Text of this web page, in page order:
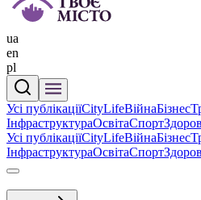
ua
en
pl
Усі публікаціїCityLifeВійнаБізнес
ІнфраструктураОсвітаСпорт
Усі публікаціїCityLifeВійнаБізнес
ІнфраструктураОсвітаСпорт